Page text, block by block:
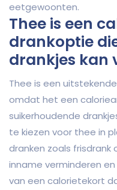
eetgewoonten.
Thee is een
drankoptie
drankjes kan
Thee is een
omdat het een
suikerhoudende
te kiezen voor thee in
dranken zoals frisdrank
inname verminderen
van een calorietekort